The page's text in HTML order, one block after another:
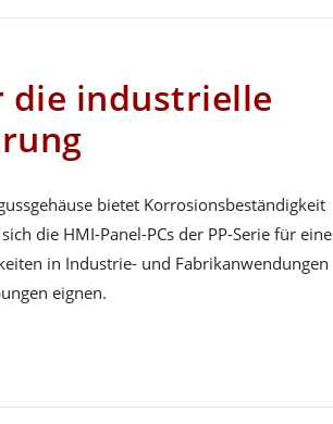
die industrielle
bietet Korrosionsbeständigkeit
die HMI-Panel-PCs der PP-Serie für eine
in Industrie- und Fabrikanwendungen
eignen.